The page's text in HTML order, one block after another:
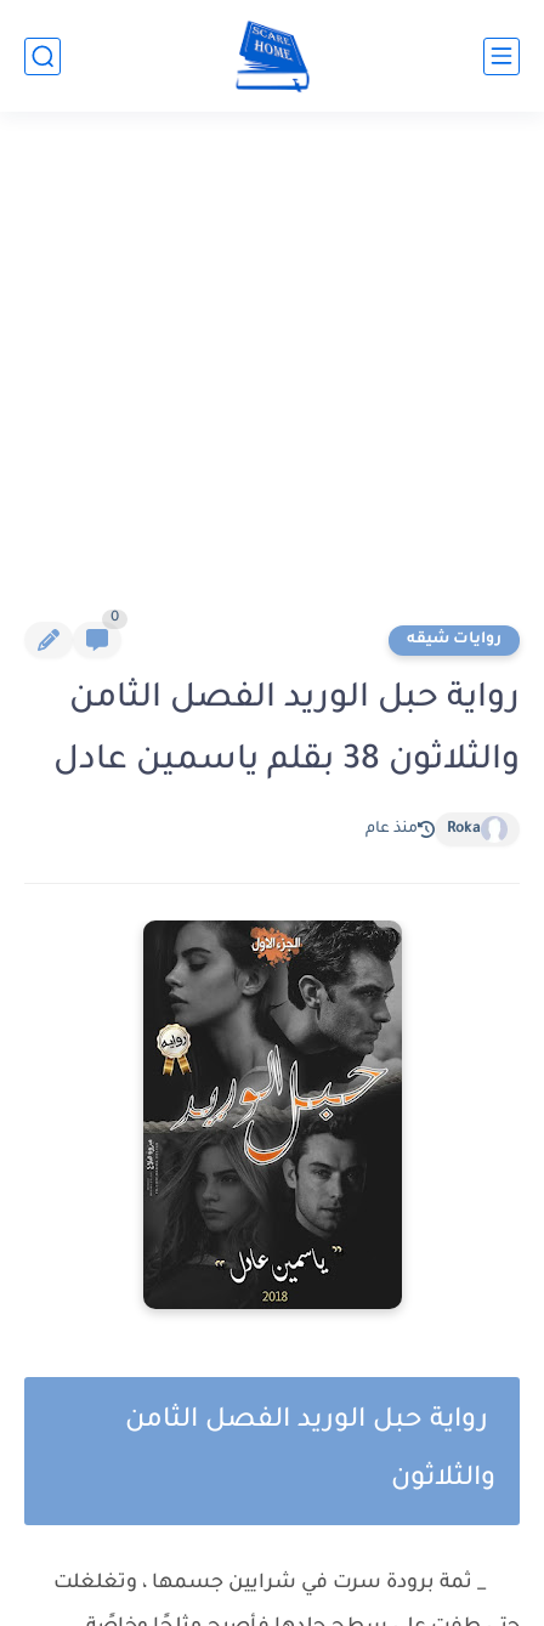
روايات شيقه
0
رواية حبل الوريد الفصل الثامن
والثلاثون 38 بقلم ياسمين عادل
Roka منذ عام
رواية حبل الوريد الفصل الثامن
والثلاثون
_ ثمة برودة سرت في شرايين جسمها ، وتغلغلت